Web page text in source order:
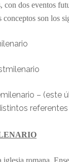
con dos eventos
son los
– (este
romana.